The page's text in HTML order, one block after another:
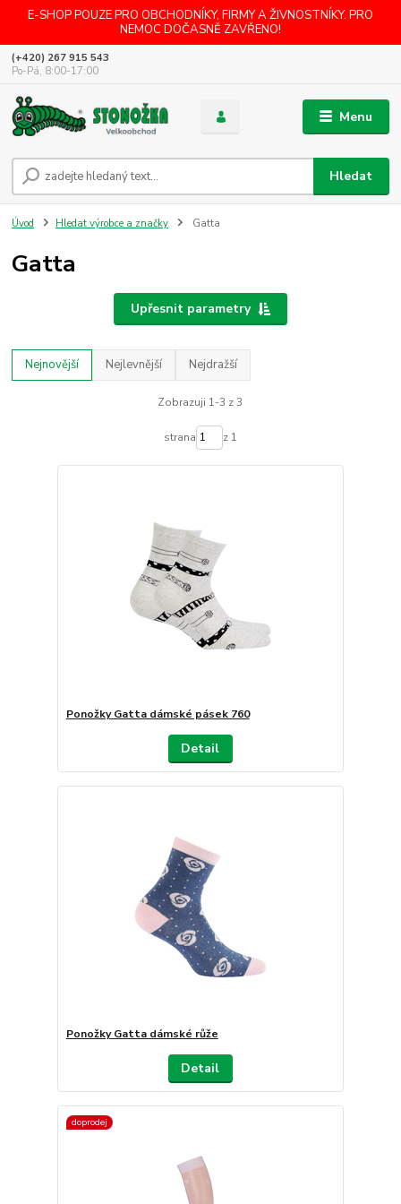
E-SHOP POUZE PRO OBCHODNÍKY, FIRMY A ŽIVNOSTNÍKY. PRO
NEMOC DOČASNĚ ZAVŘENO!
Menu
Hledat
(+420) 267 915 543
Po-Pá, 8:00-17:00
Úvod Hledat výrobce a značky Gatta
Gatta
Upřesnit parametry
Nejnovější Nejlevnější Nejdražší
Zobrazuji 1-3 z 3
strana z 1
Ponožky Gatta dámské pásek 760
Detail
Ponožky Gatta dámské růže
Detail
doprodej